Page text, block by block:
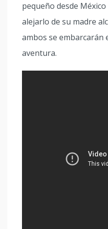
pequeño desde
alejarlo de su madre
ambos se embarcarán
aventura.